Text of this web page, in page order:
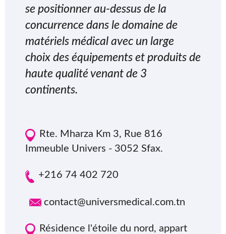
se positionner au-dessus de la
concurrence dans le domaine de
matériels médical avec un large
choix des équipements et produits de
haute qualité venant de 3
continents.
Rte. Mharza Km 3, Rue 816
Immeuble Univers - 3052 Sfax.
+216 74 402 720
contact@universmedical.com.tn
Résidence l'étoile du nord, appart